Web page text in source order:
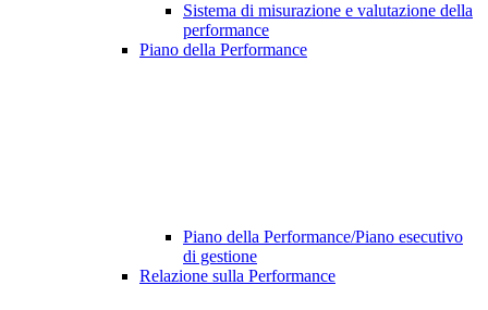
Sistema di misurazione e valutazione della
performance
Piano della Performance
Piano della Performance/Piano esecutivo
di gestione
Relazione sulla Performance